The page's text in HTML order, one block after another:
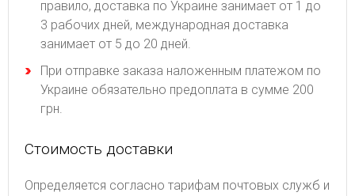
правило, доставка по Украине занимает от 1 до
3 рабочих дней, международная доставка
занимает от 5 до 20 дней.
При отправке заказа наложенным платежом по
Украине обязательно предоплата в сумме 200
грн.
Стоимость доставки
Определяется согласно тарифам почтовых служб и